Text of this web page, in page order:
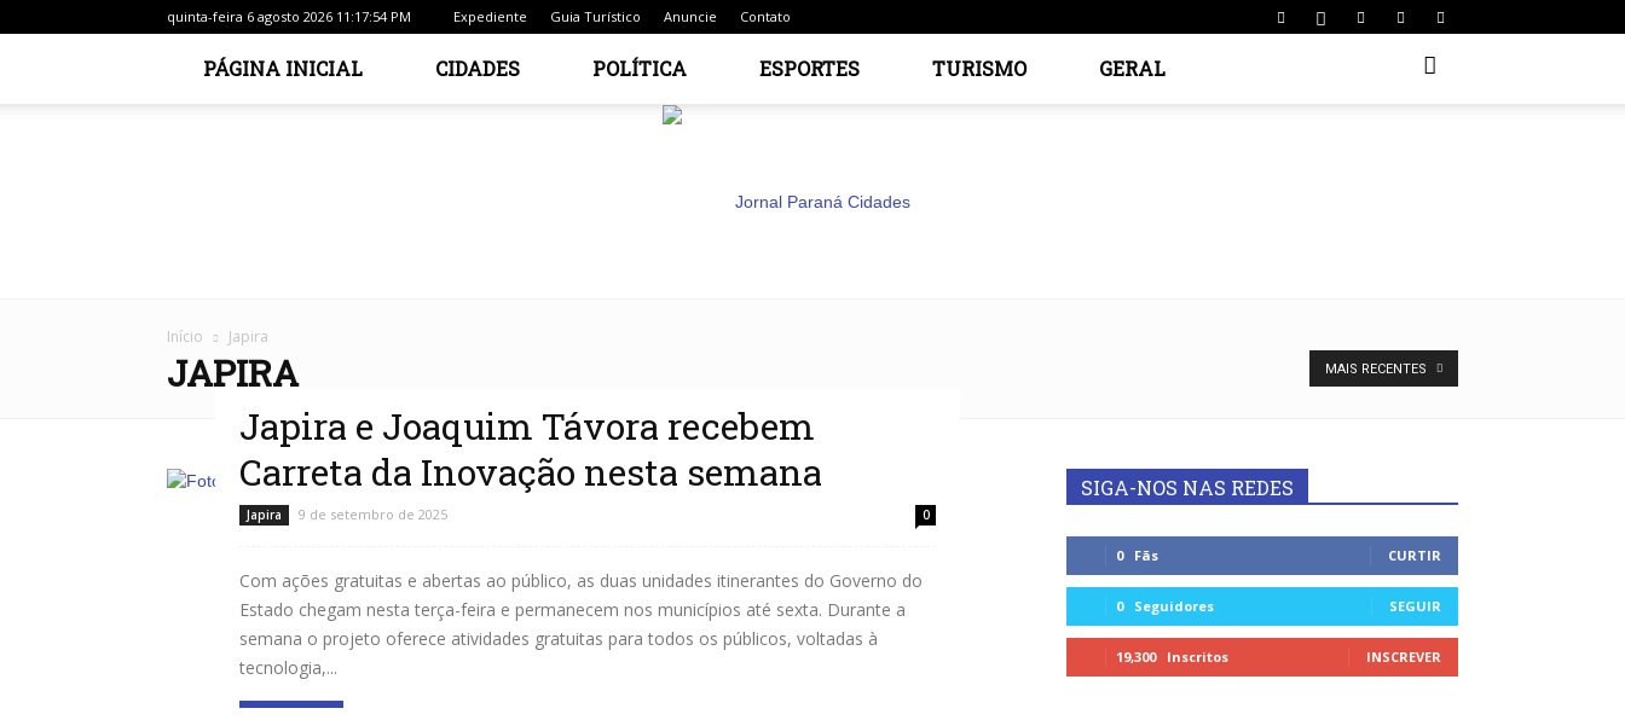
quinta-feira 6 agosto 2026 11:17:54 PM Expediente Guia Turístico Anuncie Contato
PÁGINA INICIAL CIDADES POLÍTICA ESPORTES TURISMO GERAL
Cidades
Início Japira
JAPIRA MAIS RECENTES
Japira e Joaquim Távora recebem
Carreta da Inovação nesta semana
Japira 9 de setembro de 2025 0
Com ações gratuitas e abertas ao público, as duas unidades itinerantes do Governo do
Estado chegam nesta terça-feira e permanecem nos municípios até sexta. Durante a
semana o projeto oferece atividades gratuitas para todos os públicos, voltadas à
tecnologia,...
SIGA-NOS NAS REDES
0 Fãs CURTIR
0 Seguidores SEGUIR
19,300 Inscritos INSCREVER